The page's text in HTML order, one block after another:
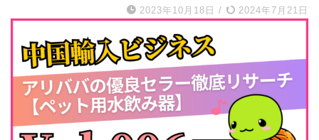
2023年10月18日 / 2024年7月21日